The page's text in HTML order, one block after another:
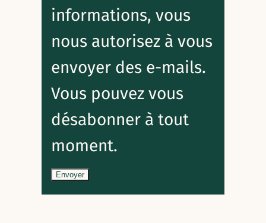
informations, vous
nous autorisez à vous
envoyer des e-mails.
Vous pouvez vous
désabonner à tout
moment.
Envoyer